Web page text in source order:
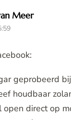
Meer
geprobeerd
houdbaar
open direct op